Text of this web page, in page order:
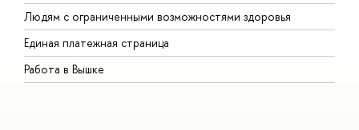
Людям с ограниченными возможностями здоровья
Единая платежная страница
Работа в Вышке